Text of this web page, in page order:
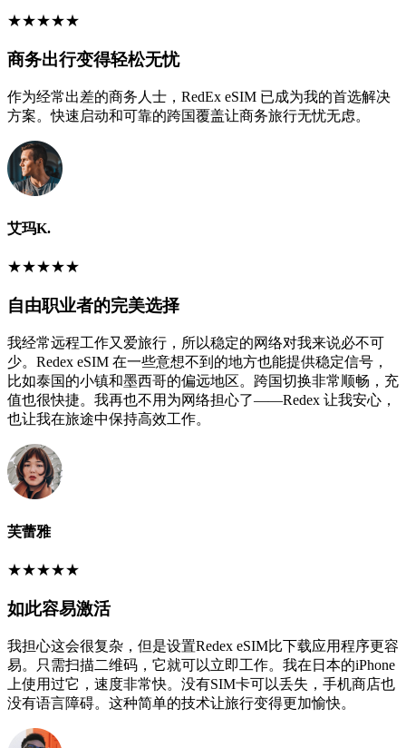
★★★★★
商务出行变得轻松无忧
作为经常出差的商务人士，RedEx eSIM 已成为我的首选解决
方案。快速启动和可靠的跨国覆盖让商务旅行无忧无虑。
艾玛K.
★★★★★
自由职业者的完美选择
我经常远程工作又爱旅行，所以稳定的网络对我来说必不可
少。Redex eSIM 在一些意想不到的地方也能提供稳定信号，
比如泰国的小镇和墨西哥的偏远地区。跨国切换非常顺畅，充
值也很快捷。我再也不用为网络担心了——Redex 让我安心，
也让我在旅途中保持高效工作。
芙蕾雅
★★★★★
如此容易激活
我担心这会很复杂，但是设置Redex eSIM比下载应用程序更容
易。只需扫描二维码，它就可以立即工作。我在日本的iPhone
上使用过它，速度非常快。没有SIM卡可以丢失，手机商店也
没有语言障碍。这种简单的技术让旅行变得更加愉快。